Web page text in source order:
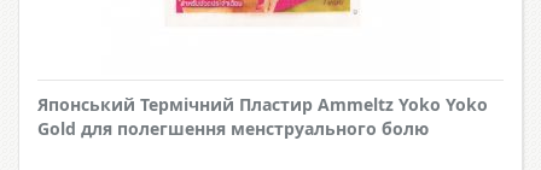
Японський Термічний Пластир Ammeltz Yoko Yoko
Gold для полегшення менструального болю